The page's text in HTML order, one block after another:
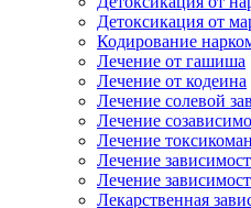
Детоксикация от
Кодирование
Лечение от гашиша
Лечение от кодеина
Лечение солевой
Лечение
Лечение
Лечение
Лечение
Лекарственная